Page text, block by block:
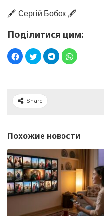
🖋️ Сергій Бобок 🖋️
Поділитися цим:
Share
Похожие новости